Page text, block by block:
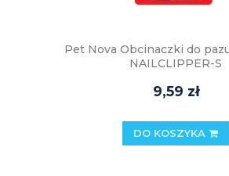
Pet Nova Obcinaczki do
NAILCLIPPER-S
9,59 zł
DO KOSZYKA